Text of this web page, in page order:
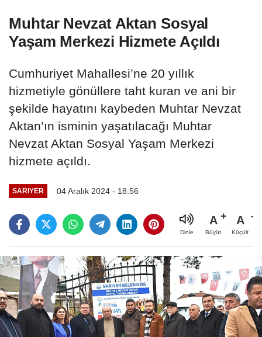
Muhtar Nevzat Aktan Sosyal
Yaşam Merkezi Hizmete Açıldı
Cumhuriyet Mahallesi’ne 20 yıllık
hizmetiyle gönüllere taht kuran ve ani bir
şekilde hayatını kaybeden Muhtar Nevzat
Aktan’ın isminin yaşatılacağı Muhtar
Nevzat Aktan Sosyal Yaşam Merkezi
hizmete açıldı.
SARIYER 04 Aralık 2024 - 18:56
Dinle
A
Büyüt
A
Küçült